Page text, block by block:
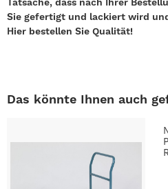
Sie gefertigt und lackiert wird
Hier bestellen Sie Qualität!
Das könnte Ihnen auch